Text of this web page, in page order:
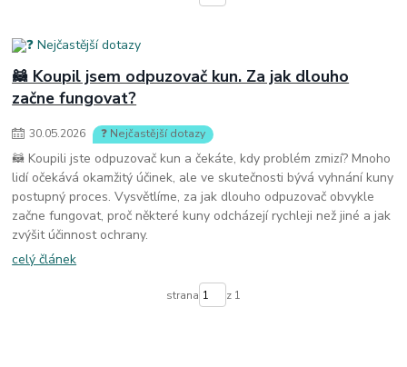
🦝 Koupil jsem odpuzovač kun. Za jak dlouho
začne fungovat?
30.05.2026 ❓ Nejčastější dotazy
🦝 Koupili jste odpuzovač kun a čekáte, kdy problém zmizí? Mnoho
lidí očekává okamžitý účinek, ale ve skutečnosti bývá vyhnání kuny
postupný proces. Vysvětlíme, za jak dlouho odpuzovač obvykle
začne fungovat, proč některé kuny odcházejí rychleji než jiné a jak
zvýšit účinnost ochrany.
celý článek
strana z 1